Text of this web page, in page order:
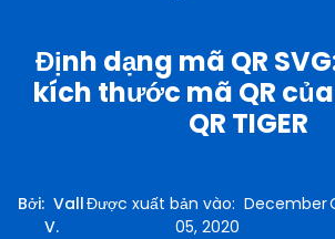
Định dạng mã QR
kích thước mã QR
QR TIGER
Bởi:Vall
V.
Được xuất bản vào:December
05, 2020